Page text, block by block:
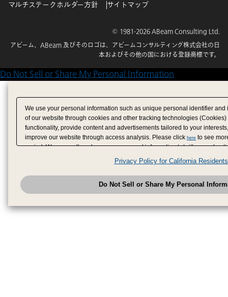
マルチステークホルダー方針 サイトマップ
© 1981-2026 ABeam Consulting Ltd.
アビーム、ABeam 及びそのロゴは、アビームコンサルティング株式会社の日
本およびその他の国における登録商標です。
Do Not Sell or Share My Personal Information
We use your personal information such as unique personal identifier
of our website through cookies and other tracking technologies
functionality, provide content and advertisements tailored to your
improve our website through access analysis. Please click here to see
period. We may sell or share your personal information to/with our
analytics service partners. These partners may combine the data shared
have provided to them or that they have collected from your use of their
analyze and optimize advertisements delivered to you by businesses
have the right to opt out of sale or share of your personal information by
to exercise your right. If we have detected an opt-out
honored.Change your sell or share preference
Privacy Policy for California Residents
Do Not Sell or Share My Personal